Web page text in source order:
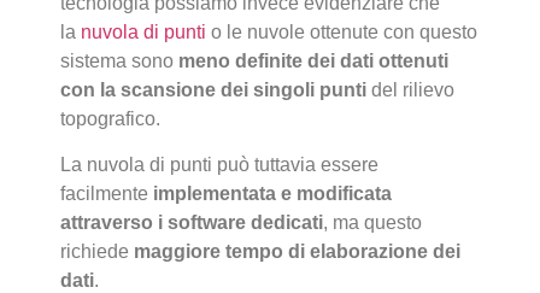
la nuvola di punti o le nuvole ottenute con questo
sistema sono meno definite dei dati ottenuti
con la scansione dei singoli punti del rilievo
topografico.
La nuvola di punti può tuttavia essere
facilmente implementata e modificata
attraverso i software dedicati, ma questo
richiede maggiore tempo di elaborazione dei
dati.